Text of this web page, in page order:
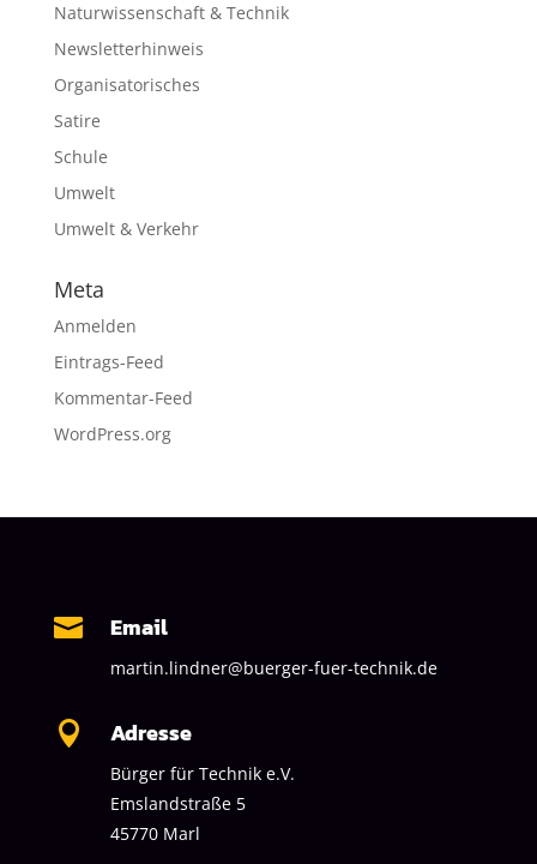
Naturwissenschaft & Technik
Newsletterhinweis
Organisatorisches
Satire
Schule
Umwelt
Umwelt & Verkehr
Meta
Anmelden
Eintrags-Feed
Kommentar-Feed
WordPress.org
 Email
martin.lindner@buerger-fuer-technik.de
 Adresse
Bürger für Technik e.V.
Emslandstraße 5
45770 Marl